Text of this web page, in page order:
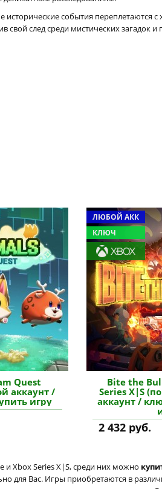
события переплетаются
свой след среди мистических
Quest
аккаунт /
игру
ЛЮБОЙ АКК
КЛЮЧ
Bite the
Series X|S
аккаунт /
2 432 руб.
и Xbox Series X|S, среди них можно
для Вас. Игры приобретаются в